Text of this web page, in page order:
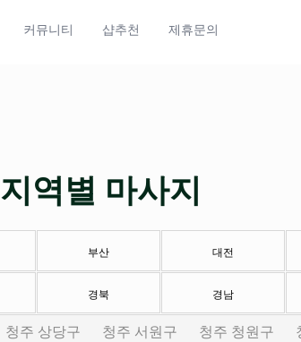
커뮤니티 샵추천 제휴문의
지역별 마사지
부산 대전
경북 경남
청주 상당구 청주 서원구 청주 청원구